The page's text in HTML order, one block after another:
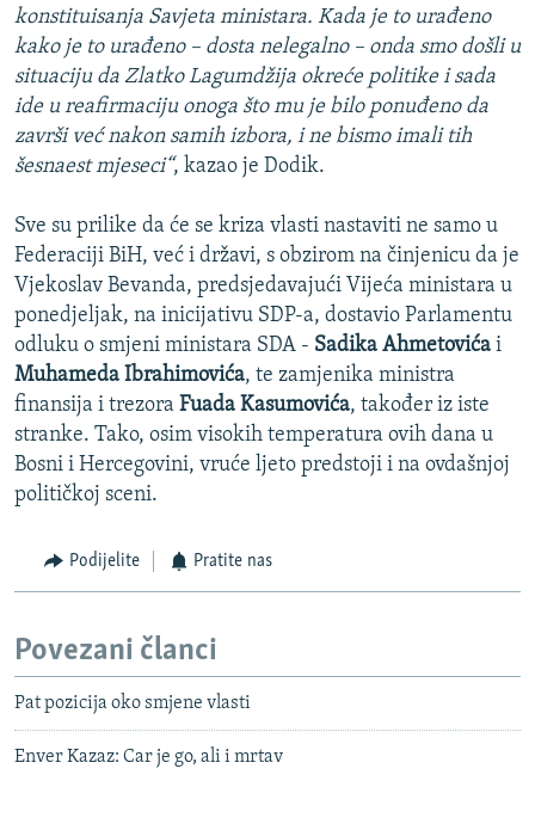
konstituisanja Savjeta ministara. Kada je to urađeno
kako je to urađeno – dosta nelegalno – onda smo došli u
situaciju da Zlatko Lagumdžija okreće politike i sada
ide u reafirmaciju onoga što mu je bilo ponuđeno da
završi već nakon samih izbora, i ne bismo imali tih
šesnaest mjeseci“, kazao je Dodik.
Sve su prilike da će se kriza vlasti nastaviti ne samo u
Federaciji BiH, već i državi, s obzirom na činjenicu da je
Vjekoslav Bevanda, predsjedavajući Vijeća ministara u
ponedjeljak, na inicijativu SDP-a, dostavio Parlamentu
odluku o smjeni ministara SDA - Sadika Ahmetovića i
Muhameda Ibrahimovića, te zamjenika ministra
finansija i trezora Fuada Kasumovića, također iz iste
stranke. Tako, osim visokih temperatura ovih dana u
Bosni i Hercegovini, vruće ljeto predstoji i na ovdašnjoj
političkoj sceni.
Podijelite Pratite nas
Povezani članci
Pat pozicija oko smjene vlasti
Enver Kazaz: Car je go, ali i mrtav